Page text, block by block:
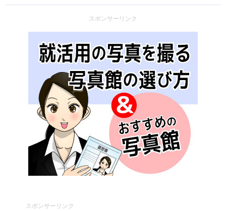
スポンサーリンク
スポンサーリンク